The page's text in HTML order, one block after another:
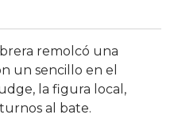
remolcó una
un sencillo en el
la figura local,
al bate.